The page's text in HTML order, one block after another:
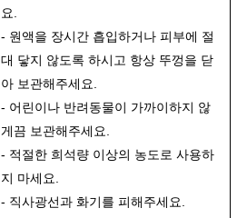
요.
- 원액을 장시간 흡입하거나 피부에 절
대 닿지 않도록 하시고 항상 뚜껑을 닫
아 보관해주세요.
- 어린이나 반려동물이 가까이하지 않
게끔 보관해주세요.
- 적절한 희석량 이상의 농도로 사용하
지 마세요.
- 직사광선과 화기를 피해주세요.